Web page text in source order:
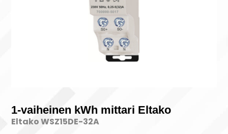
1-vaiheinen kWh mittari Eltako
Eltako WSZ15DE-32A